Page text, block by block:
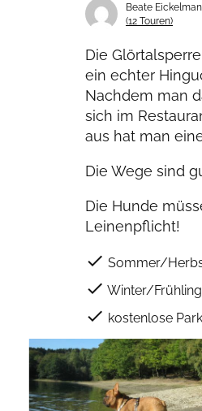
Beate
(12 Touren)
Die
ein echter
Nachdem man
sich im
aus hat man
Die Wege sind
Die Hunde
Leinenpflicht!
check Sommer/
check Winter/Frühling
check kostenlose